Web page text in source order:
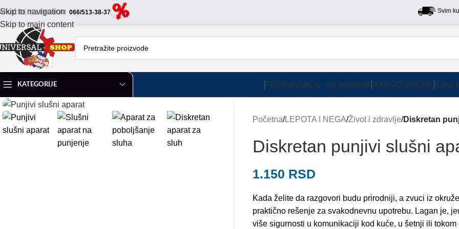
Skip to navigation
Skip to main content
TELEFONOM 066/513-38-37 Svim
KATEGORIJE PRODAVNICA - svi proizvodi RADNO VREME Kako
Početna/LEPOTA I NEGA/Život i zdravlje/Diskretan
Diskretan punjivi slušni
1.150 RSD
Kada želite da razgovori budu prirodniji, a zvuci iz
praktično rešenje za svakodnevnu upotrebu. Lagan je,
više sigurnosti u komunikaciji kod kuće, u šetnji ili tokom